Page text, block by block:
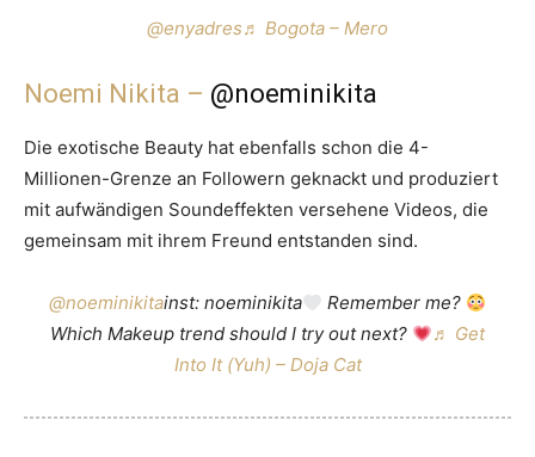
@enyadres♬ Bogota – Mero
Noemi Nikita – @noeminikita
Die exotische Beauty hat ebenfalls schon die 4-
Millionen-Grenze an Followern geknackt und produziert
mit aufwändigen Soundeffekten versehene Videos, die
gemeinsam mit ihrem Freund entstanden sind.
@noeminikitainst: noeminikita
Remember me?
Which Makeup trend should I try out next?
♬ Get
Into It (Yuh) – Doja Cat